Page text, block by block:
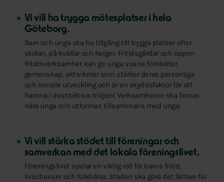
Vi vill ha trygga mötesplatser i hela
Göteborg.
Barn och unga ska ha tillgång till trygga platser efter
skolan, på kvällar och helger. Fritidsgårdar och öppen
fritidsverksamhet kan ge unga vuxna förebilder,
gemenskap, aktiviteter som stärker deras personliga
och sociala utveckling och är en skyddsfaktor för att
hamna i destruktiva miljöer. Verksamheten ska finnas
nära unga och utformas tillsammans med unga.
Vi vill stärka stödet till föreningar och
samverkan med det lokala föreningslivet.
Föreningslivet spelar en viktig roll för barns fritid,
livschanser och folkhälsa. Staden ska göra det lättare för